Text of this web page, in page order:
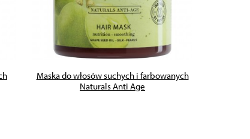
ZOBACZ PRODUKT
Maska do włosów suchych i farbowanych
Naturals Anti Age